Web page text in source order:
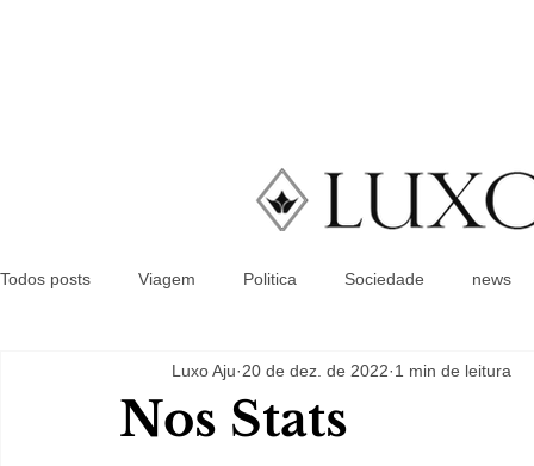
Todos posts Viagem Politica Sociedade news
Nos Stats
Luxo Aju 20 de dez. de 2022 1 min de leitura